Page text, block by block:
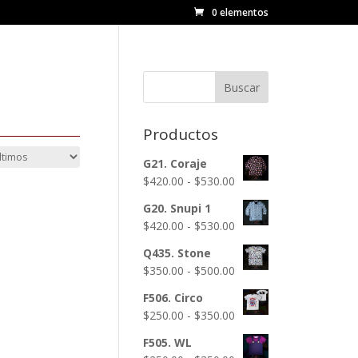
0 elementos
Buscar
Productos
G21. Coraje
$420.00 - $530.00 Rango
de
precios:
$420.00
hasta
$530.00
G20. Snupi 1
$420.00 - $530.00 Rango
de
precios:
$420.00
hasta
$530.00
Q435. Stone
$350.00 - $500.00 Rango
de
precios:
$350.00
F506. Circo
$250.00 - $350.00 Rango
de
precios:
F505. WL